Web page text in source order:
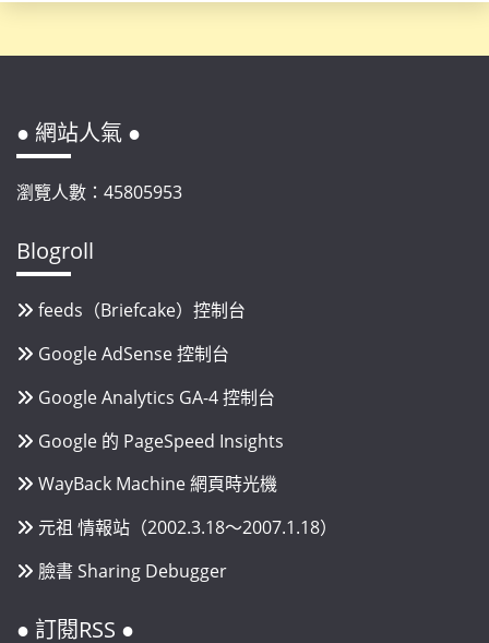
● 網站人氣 ●
瀏覽人數：45805953
Blogroll
feeds（Briefcake）控制台
Google AdSense 控制台
Google Analytics GA-4 控制台
Google 的 PageSpeed Insights
WayBack Machine 網頁時光機
元祖 情報站（2002.3.18～2007.1.18）
臉書 Sharing Debugger
● 訂閱RSS ●